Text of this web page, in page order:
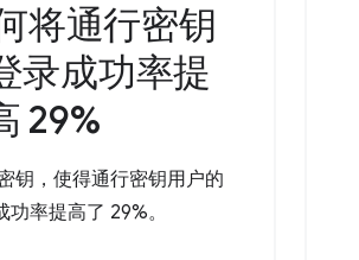
将通行密钥
录成功率提
29%
钥，使得通行密钥用户的
功率提高了 29%。